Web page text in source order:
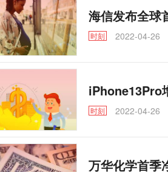
海信发布全球
时刻 2022-04-26
iPhone13Pro
时刻 2022-04-26
万华化学首季